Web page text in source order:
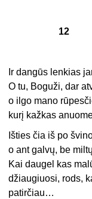
12
Ir dangūs lenkias
O tu, Boguži, dar
o ilgo mano
kurį kažkas
Išties čia iš po
o ant galvų, be
Kai daugel kas
džiaugiuosi, rods,
patirčiau…